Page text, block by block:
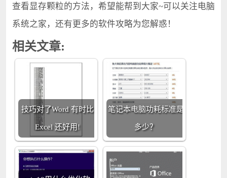
查看显存颗粒的方法，希望能帮到大家~可以关注电脑
系统之家，还有更多的软件攻略为您解惑！
相关文章:
技巧对了Word 有时比
Excel 还好用!
笔记本电脑功耗标准是
多少？